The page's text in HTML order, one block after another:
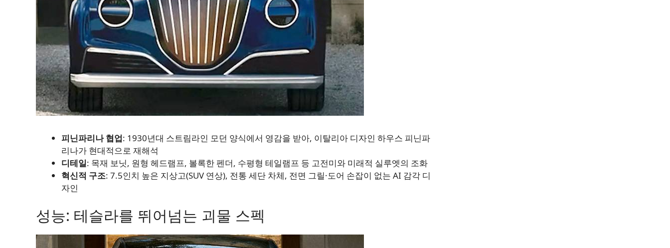
피닌파리나 협업: 1930년대 스트림라인 모던 양식에서 영감을 받아, 이탈리아 디자인 하우스 피닌파
리나가 현대적으로 재해석
디테일: 목재 보닛, 원형 헤드램프, 볼록한 펜더, 수평형 테일램프 등 고전미와 미래적 실루엣의 조화
혁신적 구조: 7.5인치 높은 지상고(SUV 연상), 전통 세단 차체, 전면 그릴·도어 손잡이 없는 AI 감각 디
자인
성능: 테슬라를 뛰어넘는 괴물 스펙